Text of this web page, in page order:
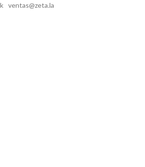
ventas@zeta.la